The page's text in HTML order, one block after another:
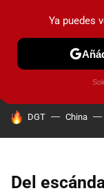
PRUEBAS
HOY SE HABLA DE
DGT China
Del
Ya puedes